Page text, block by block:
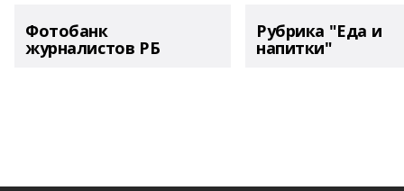
Фотобанк
журналистов РБ
Рубрика "Еда и
напитки"